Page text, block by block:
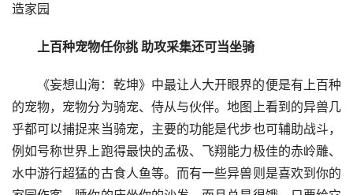
造家园
上百种宠物任你挑 助攻采集还可当坐骑
《妄想山海：乾坤》中最让人大开眼界的便是有上百种
的宠物，宠物分为骑宠、侍从与伙伴。地图上看到的异兽几
乎都可以捕捉来当骑宠，主要的功能是代步也可辅助战斗，
例如号称世界上跑得最快的孟极、飞翔能力极佳的赤岭雕、
水中游行超猛的古食人鱼等。而有一些异兽则是喜欢到你的